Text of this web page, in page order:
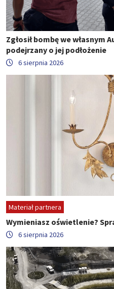
Zgłosił bombę we własnym
podejrzany o jej podłożenie
6 sierpnia 2026
Materiał partnera
Wymieniasz oświetlenie?
6 sierpnia 2026